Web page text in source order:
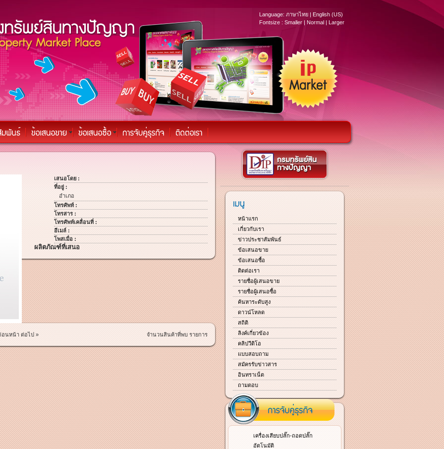
Language: ภาษาไทย | English (US)
Fontsize : Smaller | Normal | Larger
เสนอโดย :
ที่อยู่ :
อำเภอ
โทรศัพท์ :
โทรสาร :
โทรศัพท์เคลื่อนที่ :
อีเมล์ :
โพสเมื่อ :
ผลิตภัณฑ์ที่เสนอ
จำนวนสินค้าที่พบ รายการ
อนหน้า ต่อไป »
หน้าแรก
เกี่ยวกับเรา
ข่าวประชาสัมพันธ์
ข้อเสนอขาย
ข้อเสนอซื้อ
ติดต่อเรา
รายชื่อผู้เสนอขาย
รายชื่อผู้เสนอซื้อ
ค้นหาระดับสูง
ดาวน์โหลด
สถิติ
ลิงค์เกี่ยวข้อง
คลิปวีดิโอ
แบบสอบถาม
สมัครรับข่าวสาร
อินทราเน็ต
ถามตอบ
เครื่องเสียบปลั๊ก-ถอดปลั๊ก
อัตโนมัติ